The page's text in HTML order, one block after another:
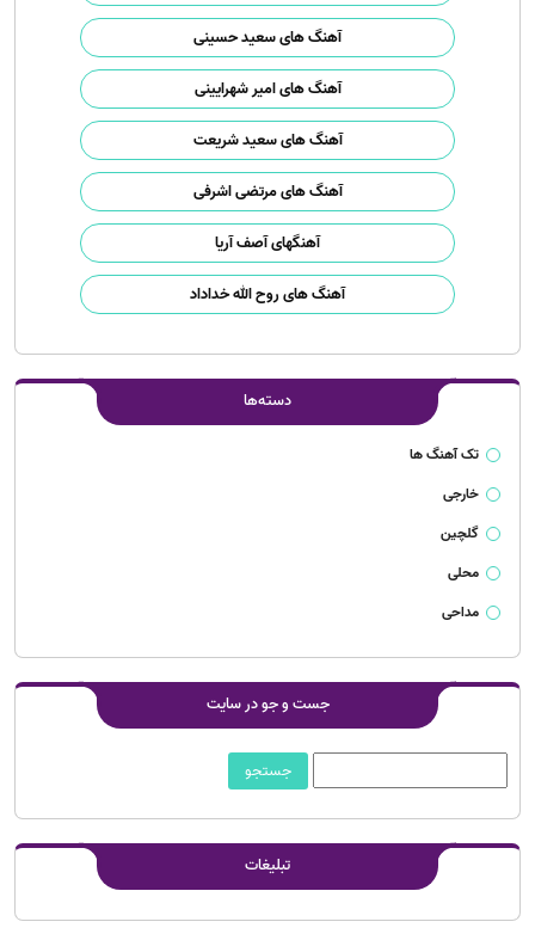
آهنگ های سعید حسینی
آهنگ های امیر شهرایینی
آهنگ های سعید شریعت
آهنگ های مرتضی اشرفی
آهنگهای آصف آریا
آهنگ های روح الله خداداد
دسته‌ها
تک آهنگ ها
خارجی
گلچین
محلی
مداحی
جست و جو در سایت
تبلیغات